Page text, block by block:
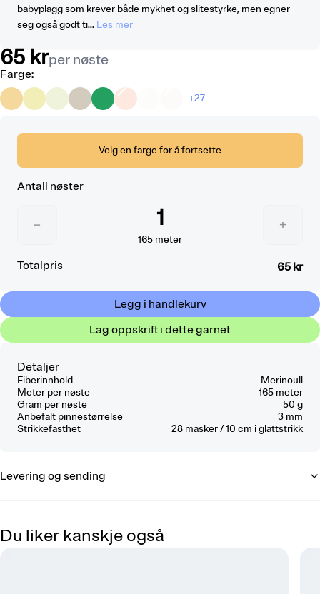
babyplagg som krever både mykhet og slitestyrke, men egner
seg også godt ti... Les mer
65 krper nøste
Farge:
+27
Velg en farge for å fortsette
Antall nøster
− 1
165 meter
+
Totalpris 65 kr
Legg i handlekurv
Lag oppskrift i dette garnet
Detaljer
Fiberinnhold
Merinoull
Meter per nøste
165 meter
Gram per nøste
50 g
Anbefalt pinnestørrelse
3 mm
Strikkefasthet
28 masker / 10 cm i glattstrikk
Levering og sending
Du liker kanskje også